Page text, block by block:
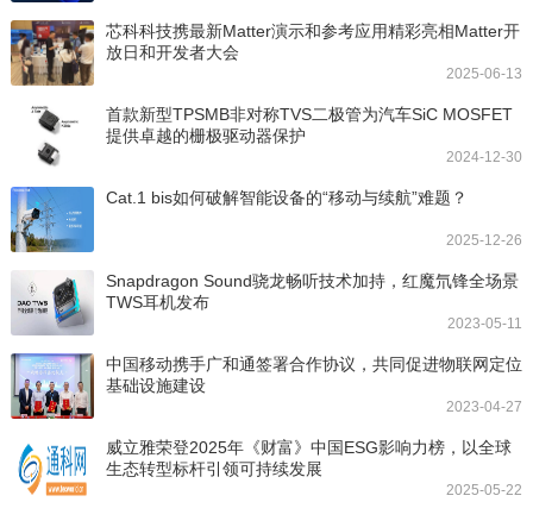
芯科科技携最新Matter演示和参考应用精彩亮相Matter开
放日和开发者大会
2025-06-13
首款新型TPSMB非对称TVS二极管为汽车SiC MOSFET
提供卓越的栅极驱动器保护
2024-12-30
Cat.1 bis如何破解智能设备的“移动与续航”难题？
2025-12-26
Snapdragon Sound骁龙畅听技术加持，红魔氘锋全场景
TWS耳机发布
2023-05-11
中国移动携手广和通签署合作协议，共同促进物联网定位
基础设施建设
2023-04-27
威立雅荣登2025年《财富》中国ESG影响力榜，以全球
生态转型标杆引领可持续发展
2025-05-22